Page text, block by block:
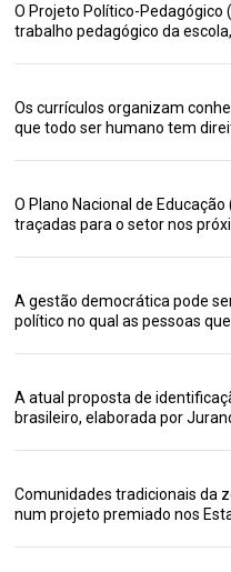
O Projeto Político-Pedagógico
trabalho pedagógico da
Os currículos organizam
que todo ser humano tem
O Plano Nacional de
traçadas para o setor nos
A gestão democrática pode
político no qual as pessoas
A atual proposta de
brasileiro, elaborada por
Comunidades tradicionais da
num projeto premiado nos